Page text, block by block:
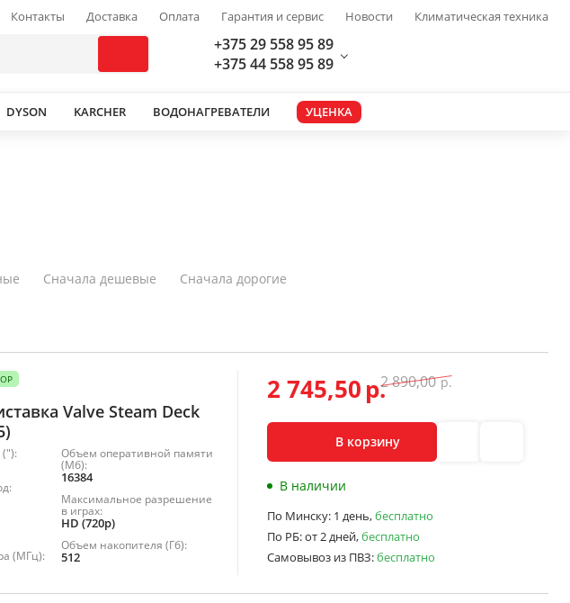
Контакты Доставка Оплата Гарантия и сервис Новости Климатическая техника
+375 29 558 95 89
+375 44 558 95 89
DYSON KARCHER ВОДОНАГРЕВАТЕЛИ УЦЕНКА
Сначала дешевые Сначала дорогие
Valve Steam Deck
(МГц):
Объем оперативной памяти
(Мб):
16384
Максимальное разрешение
в играх:
HD (720p)
Объем накопителя (Гб):
512
2 745,50р.2 890,00 р.
В корзину
В наличии
По Минску: 1 день,бесплатно
По РБ:от 2 дней,бесплатно
Самовывоз из ПВЗ:бесплатно